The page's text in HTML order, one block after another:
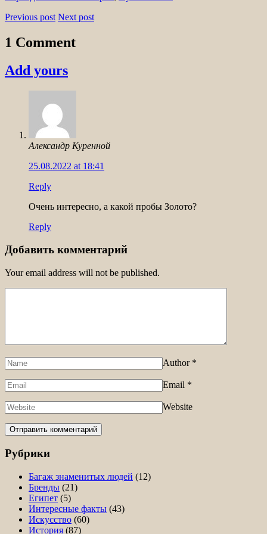
Previous post Next post
1 Comment
Add yours
Александр Куренной
25.08.2022 at 18:41
Reply
Очень интересно, а какой пробы Золото?
Reply
Добавить комментарий
Your email address will not be published.
Author *
Email *
Website
Рубрики
Багаж знаменитых людей (12)
Бренды (21)
Египет (5)
Интересные факты (43)
Искусство (60)
История (87)